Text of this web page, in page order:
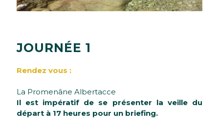
JOURNÉE 1
Rendez vous :
La Promenâne Albertacce
Il est impératif de se présenter la veille du
départ à 17 heures pour un briefing.